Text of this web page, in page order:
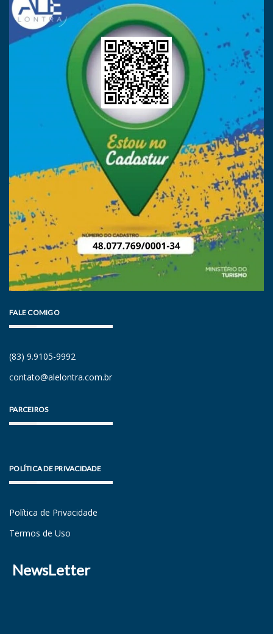
FALE COMIGO
(83) 9.9105-9992
contato@alelontra.com.br
PARCEIROS
POLÍTICA DE PRIVACIDADE
Política de Privacidade
Termos de Uso
NewsLetter